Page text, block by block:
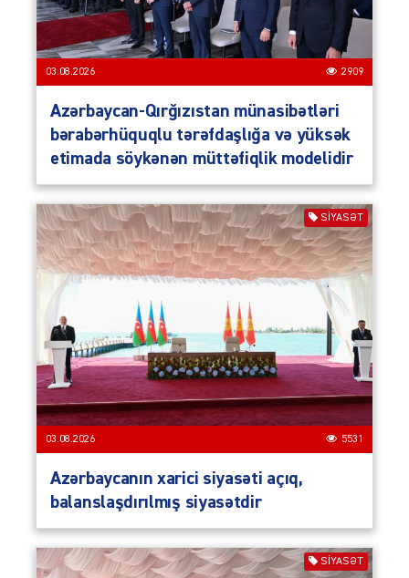
03.08.2026 2909
Azərbaycan-Qırğızıstan münasibətləri
bərabərhüquqlu tərəfdaşlığa və yüksək
etimada söykənən müttəfiqlik modelidir
SIYASƏT
03.08.2026 5531
Azərbaycanın xarici siyasəti açıq,
balanslaşdırılmış siyasətdir
SIYASƏT